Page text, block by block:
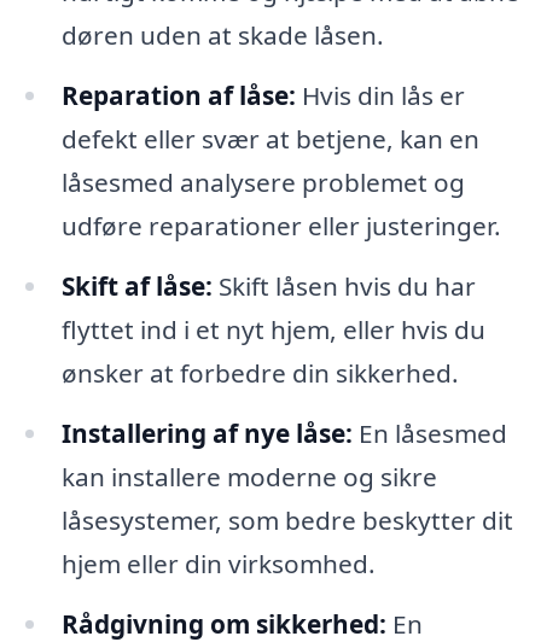
døren uden at skade låsen.
Reparation af låse: Hvis din lås er
defekt eller svær at betjene, kan en
låsesmed analysere problemet og
udføre reparationer eller justeringer.
Skift af låse: Skift låsen hvis du har
flyttet ind i et nyt hjem, eller hvis du
ønsker at forbedre din sikkerhed.
Installering af nye låse: En låsesmed
kan installere moderne og sikre
låsesystemer, som bedre beskytter dit
hjem eller din virksomhed.
Rådgivning om sikkerhed: En